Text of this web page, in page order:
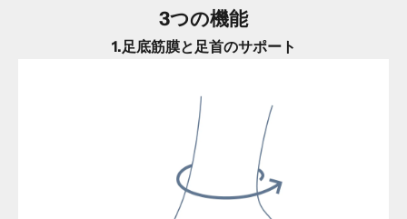
3つの機能
1.足底筋膜と足首のサポート